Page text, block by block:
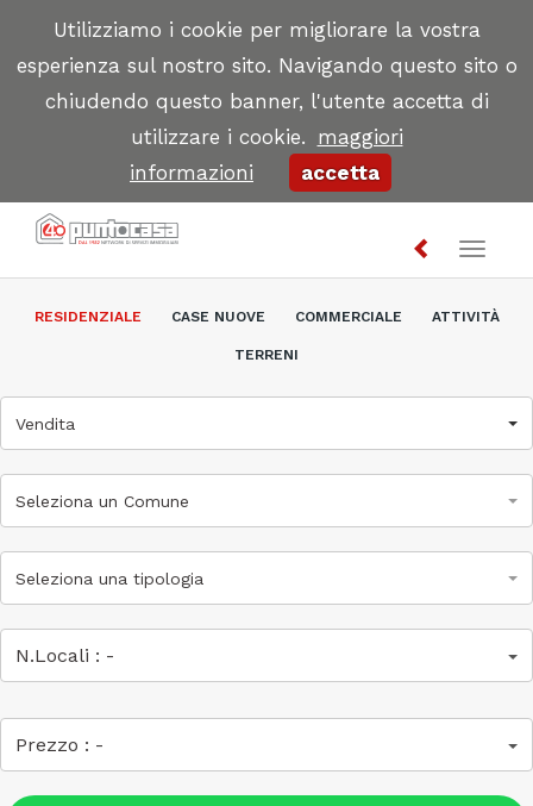
Utilizziamo i cookie per migliorare la vostra
esperienza sul nostro sito. Navigando questo sito o
chiudendo questo banner, l'utente accetta di
utilizzare i cookie. maggiori
informazioni
accetta
Toggle
RESIDENZIALE CASE NUOVE COMMERCIALE ATTIVITÀ
TERRENI
Vendita
Seleziona un Comune
Seleziona una tipologia
N.Locali : -
Prezzo : -